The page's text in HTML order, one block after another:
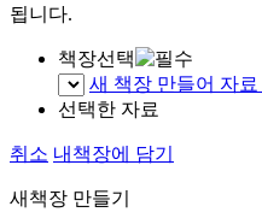
됩니다.
책장선택
새 책장 만들어 자료
선택한 자료
취소 내책장에 담기
새책장 만들기